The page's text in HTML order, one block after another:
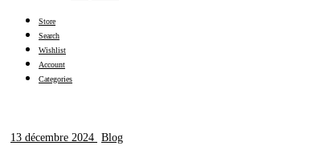
Store
Search
Wishlist
Account
Categories
13 décembre 2024 Blog